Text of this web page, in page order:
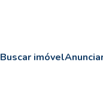
Buscar imóvel